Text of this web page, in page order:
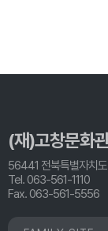
(재)고창문화
56441 전북특별자치
Tel. 063-561-1110
Fax. 063-561-5556